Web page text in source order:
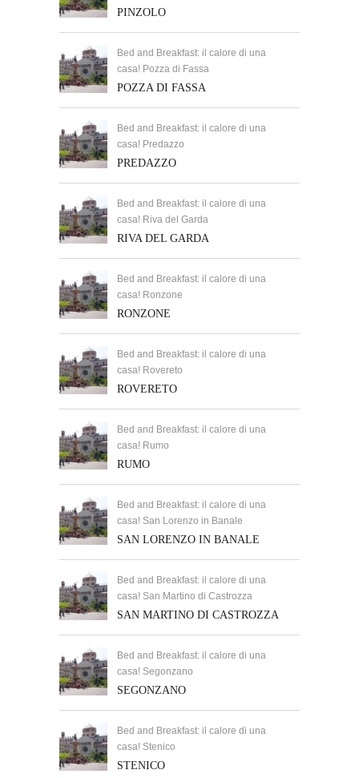
PINZOLO
Bed and Breakfast: il calore di una
casa! Pozza di Fassa
POZZA DI FASSA
Bed and Breakfast: il calore di una
casa! Predazzo
PREDAZZO
Bed and Breakfast: il calore di una
casa! Riva del Garda
RIVA DEL GARDA
Bed and Breakfast: il calore di una
casa! Ronzone
RONZONE
Bed and Breakfast: il calore di una
casa! Rovereto
ROVERETO
Bed and Breakfast: il calore di una
casa! Rumo
RUMO
Bed and Breakfast: il calore di una
casa! San Lorenzo in Banale
SAN LORENZO IN BANALE
Bed and Breakfast: il calore di una
casa! San Martino di Castrozza
SAN MARTINO DI CASTROZZA
Bed and Breakfast: il calore di una
casa! Segonzano
SEGONZANO
Bed and Breakfast: il calore di una
casa! Stenico
STENICO